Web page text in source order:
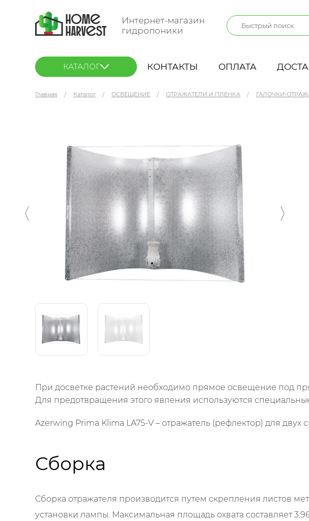
Интернет-магазин
гидропоники
КАТАЛОГ КОНТАКТЫ ОПЛАТА
Главная Каталог ОСВЕЩЕНИЕ ОТРАЖАТЕЛИ И ПЛЕНКА ГАЛОЧКИ-
При досветке растений необходимо прямое освещение под
Для предотвращения этого явления используются
Azerwing Prima Klima LA75-V – отражатель (рефлектор) для
Сборка
Сборка отражателя производится путем скрепления листов
установки лампы. Максимальная площадь охвата составляет